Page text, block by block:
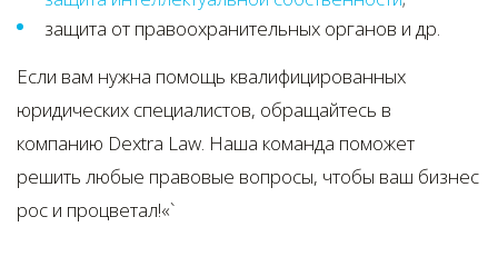
защита от правоохранительных органов и др.
Если вам нужна помощь квалифицированных
юридических специалистов, обращайтесь в
компанию Dextra Law. Наша команда поможет
решить любые правовые вопросы, чтобы ваш бизнес
рос и процветал!«`